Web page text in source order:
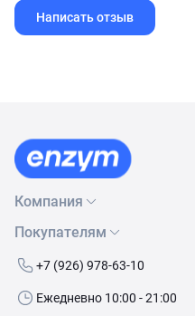
Написать отзыв
Компания
О нас
Бренды
Покупателям
Как сделать заказ
Условия доставки
+7 (926) 978-63-10
Ежедневно 10:00 - 21:00